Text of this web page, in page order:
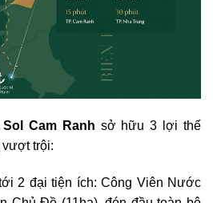
Cam Ranh sở hữu 3 lợi thế
vượt trội:
2 đại tiện ích: Công Viên Nước